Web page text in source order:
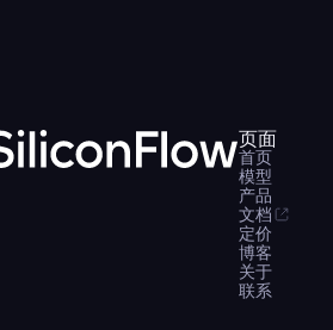
页面
首页
模型
产品
文档
定价
博客
关于
联系